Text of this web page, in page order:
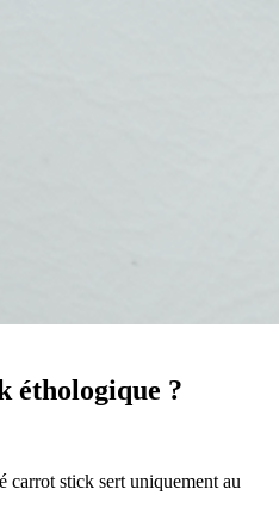
éthologique ?
carrot stick sert uniquement au